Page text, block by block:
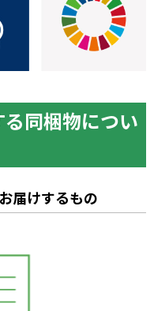
同梱物につい
届けするもの